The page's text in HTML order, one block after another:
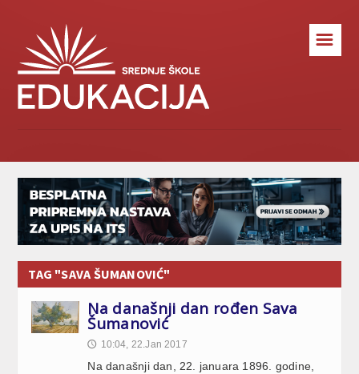
☰
TAG "SAVA ŠUMANOVIĆ"
Na današnji dan rođen Sava
Šumanović
🕔 10:04, 22.Jan 2017
Na današnji dan, 22. januara 1896. godine,